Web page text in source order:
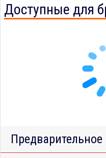
Доступные для